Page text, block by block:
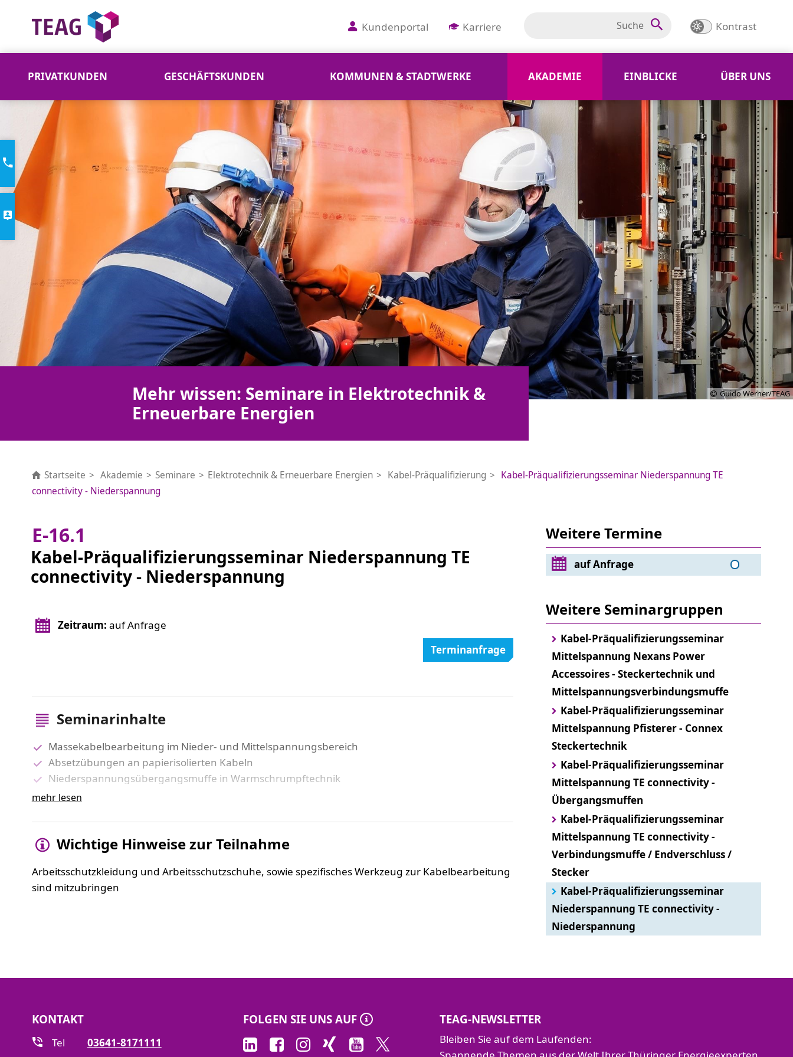
Kundenportal Karriere Kontrast
PRIVATKUNDEN GESCHÄFTSKUNDEN KOMMUNEN & STADTWERKE AKADEMIE EINBLICKE ÜBER UNS
Guido Werner/TEAG
Mehr wissen: Seminare in Elektrotechnik &
Erneuerbare Energien
Startseite Akademie Seminare Elektrotechnik & Erneuerbare Energien Kabel-Präqualifizierung
Kabel-Präqualifizierungsseminar Niederspannung TE
connectivity - Niederspannung
E-16.1
Kabel-Präqualifizierungsseminar Niederspannung TE
connectivity - Niederspannung
Zeitraum: auf Anfrage
Terminanfrage
Seminarinhalte
Massekabelbearbeitung im Nieder- und Mittelspannungsbereich
Absetzübungen an papierisolierten Kabeln
Niederspannungsübergangsmuffe in Warmschrumpftechnik
Spannungsfeste Endmuffe
mehr lesen
Wichtige Hinweise zur Teilnahme
Arbeitsschutzkleidung und Arbeitsschutzschuhe, sowie spezifisches Werkzeug zur Kabelbearbeitung
sind mitzubringen
Weitere Termine
auf Anfrage
Weitere Seminargruppen
Kabel-Präqualifizierungsseminar
Mittelspannung Nexans Power
Accessoires - Steckertechnik und
Mittelspannungsverbindungsmuffe
Kabel-Präqualifizierungsseminar
Mittelspannung Pfisterer - Connex
Steckertechnik
Kabel-Präqualifizierungsseminar
Mittelspannung TE connectivity -
Übergangsmuffen
Kabel-Präqualifizierungsseminar
Mittelspannung TE connectivity -
Verbindungsmuffe / Endverschluss /
Stecker
Kabel-Präqualifizierungsseminar
Niederspannung TE connectivity -
Niederspannung
KONTAKT
Tel 03641-8171111
FOLGEN SIE UNS AUF TEAG-NEWSLETTER
Bleiben Sie auf dem Laufenden: